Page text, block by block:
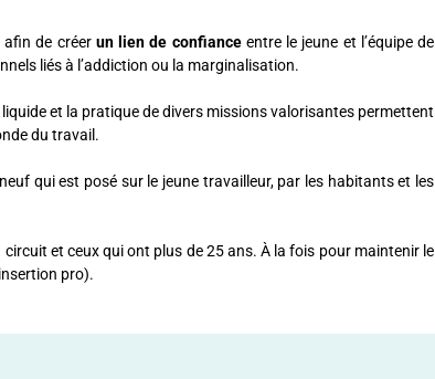
afin de créer un lien de confianceentre le jeune et l’équipe de
liés à l’addiction ou la marginalisation.
et la pratique de divers missions valorisantes permettent
du travail.
qui est posé sur le jeune travailleur, par les habitants et les
et ceux qui ont plus de 25 ans. À la fois pour maintenir le
pro).